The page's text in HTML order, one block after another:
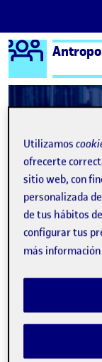
Saltar al contenido
Logo
Semestre 20211 -
29
Publicado por
FASE
Publicado
Yamina El
Visibilidad:
Pública -29
FASE
Utilizamos
ofrecerte
sitio web, con
personalizada
de tus hábitos
configurar tus
más